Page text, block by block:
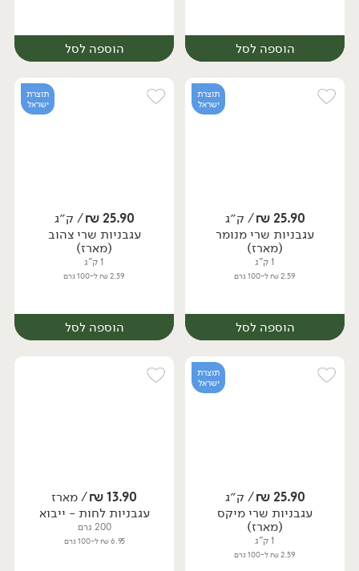
הוספה לסל
מארז
הוספה לסל
מארז
תוצרת
ישראל
25.90
₪/ ק״ג
עגבניות שרי מנומר
(מארז)
1 ק"ג
2.59 ₪ ל-100 גרם
הוספה לסל
מארז
תוצרת
ישראל
25.90
₪/ ק״ג
עגבניות שרי צהוב
(מארז)
1 ק"ג
2.59 ₪ ל-100 גרם
הוספה לסל
מארז
תוצרת
ישראל
25.90
₪/ ק״ג
עגבניות שרי מיקס
(מארז)
1 ק"ג
2.59 ₪ ל-100 גרם
13.90
₪/ מארז
עגבניות לחות - ייבוא
200 גרם
6.95 ₪ ל-100 גרם